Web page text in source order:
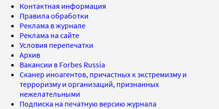
Контактная информация
Правила обработки
Реклама в журнале
Реклама на сайте
Условия перепечатки
Архив
Вакансии в Forbes Russia
Сканер иноагентов, причастных к экстремизму и
терроризму и организаций, признанных
нежелательными
Подписка на печатную версию журнала